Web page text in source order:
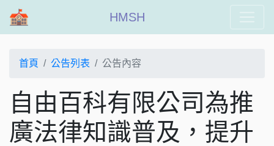
HMSH
首頁 公告列表 公告內容
自由百科有限公司為推
廣法律知識普及，提升